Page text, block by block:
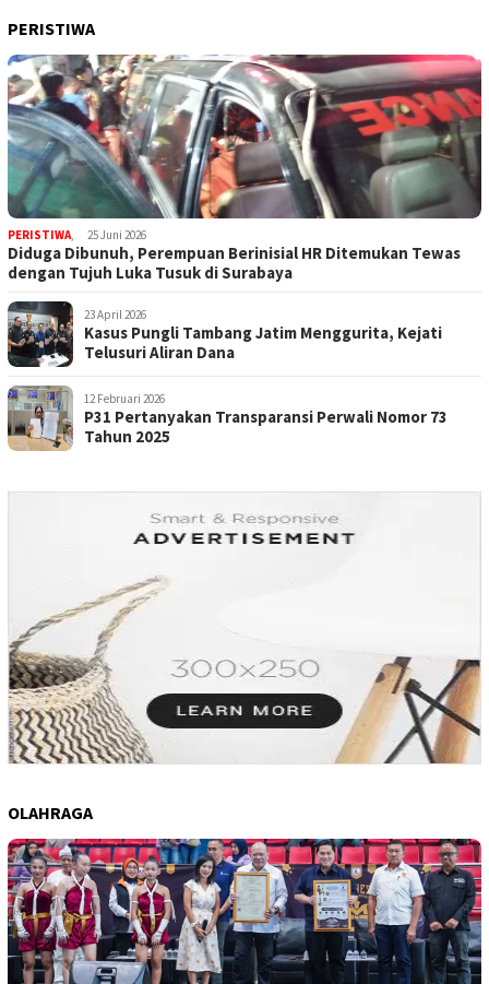
PERISTIWA
PERISTIWA, 25 Juni 2026
Diduga Dibunuh, Perempuan Berinisial HR Ditemukan Tewas
dengan Tujuh Luka Tusuk di Surabaya
23 April 2026
Kasus Pungli Tambang Jatim Menggurita, Kejati
Telusuri Aliran Dana
12 Februari 2026
P31 Pertanyakan Transparansi Perwali Nomor 73
Tahun 2025
OLAHRAGA